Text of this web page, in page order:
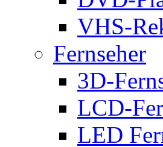
VHS-
Fernseher
3D-
LCD-
LED